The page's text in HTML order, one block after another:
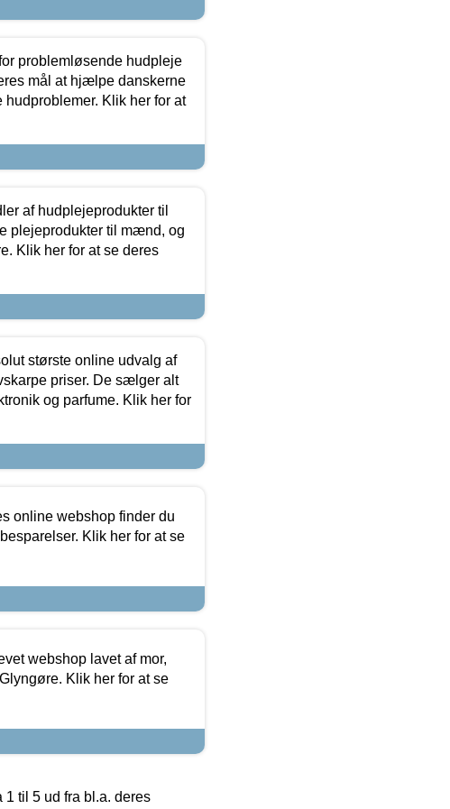
problemløsende hudpleje
mål at hjælpe danskerne
Klik her for at
af hudplejeprodukter til
plejeprodukter til mænd, og
Klik her for at se deres
største online udvalg af
priser. De sælger alt
og parfume. Klik her for
online webshop finder du
Klik her for at se
webshop lavet af mor,
Klik her for at se
til 5 ud fra bl.a. deres